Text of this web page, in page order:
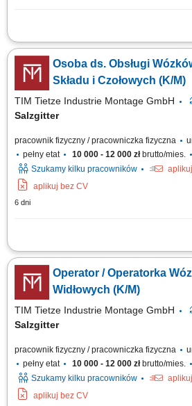
Opis stanowiska: obsługa wózka
logistycznego na terenie zakładu, dostarczanie
materiałów na linię produkcyjną, realizacja
magazynowych i logistycznych, dbanie o
terminową realizację zadań,...
Osoba ds. Obsługi
Składu i Czołowych (K/M)
TIM Tietze Industrie Montage GmbH
Salzgitter
pracownik fizyczny / pracowniczka fizyczna
pełny etat
10 000 - 12 000 złbrutto/mies.
Szukamy kilku pracowników
aplikuj bez CV
6 dni
Opis stanowiska: Sprawna obsługa wózków
maszyn typu Reach Truck na terenie
Przyjmowanie, weryfikacja i rozlokowanie
przemysłowych na regałach wysokiego
rozładunek środków transportu...
Operator / Operatorka
Widłowych (K/M)
TIM Tietze Industrie Montage GmbH
Salzgitter
pracownik fizyczny / pracowniczka fizyczna
pełny etat
10 000 - 12 000 złbrutto/mies.
Szukamy kilku pracowników
aplikuj bez CV